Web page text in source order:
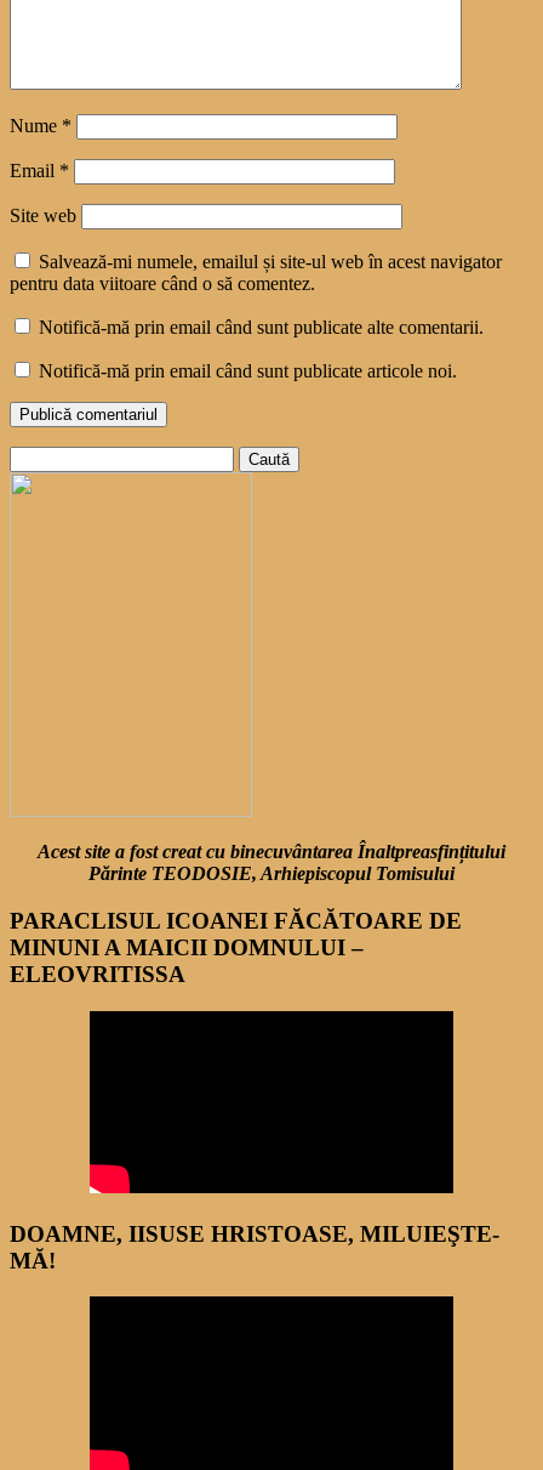
Nume *
Email *
Site web
Salvează-mi numele, emailul și site-ul web în acest navigator
pentru data viitoare când o să comentez.
Notifică-mă prin email când sunt publicate alte comentarii.
Notifică-mă prin email când sunt publicate articole noi.
după:
Acest site a fost creat cu binecuvântarea Înaltpreasfințitului
Părinte TEODOSIE, Arhiepiscopul Tomisului
PARACLISUL ICOANEI FĂCĂTOARE DE
MINUNI A MAICII DOMNULUI –
ELEOVRITISSA
DOAMNE, IISUSE HRISTOASE, MILUIEŞTE-
MĂ!